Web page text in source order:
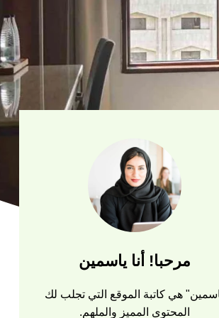
مرحبا! أنا ياسمين
هي كاتبة الموقع التي تجلب لك
المحتوى المميز والملهم.